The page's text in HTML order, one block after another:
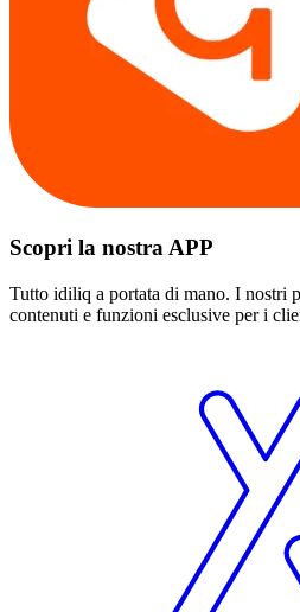
Scopri la nostra APP
Tutto idiliq a portata di mano. I nostri
contenuti e funzioni esclusive per i